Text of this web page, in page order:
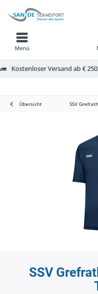
Kostenloser Versand ab €
Menü
Übersicht SSV Grefrath
SSV